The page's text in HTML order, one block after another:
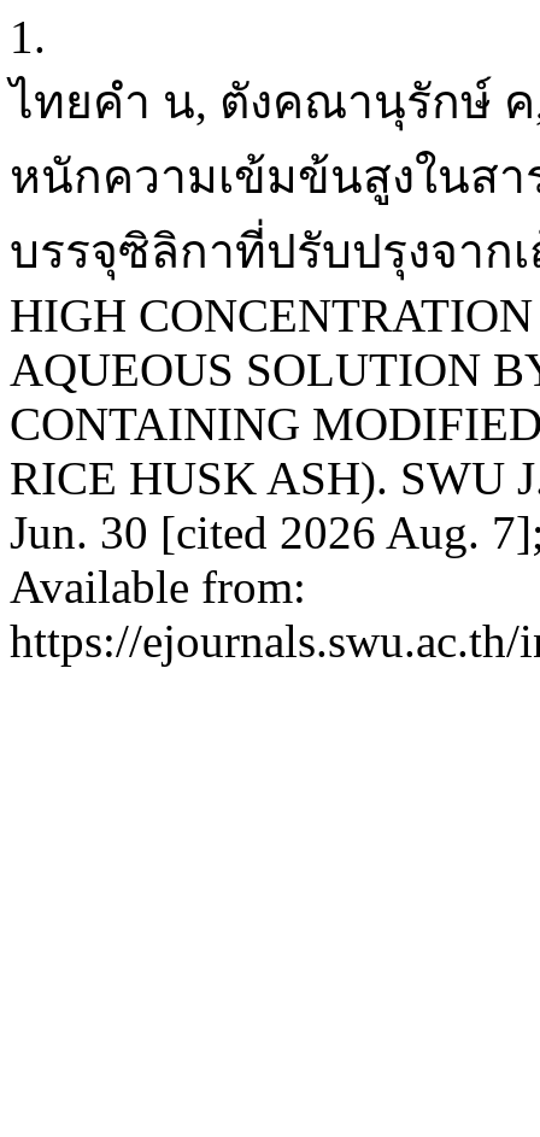
1.
ไทยคำ น, ตังคณานุรักษ์ ค
หนักความเข้มข้นสูงในส
บรรจุซิลิกาที่ปรับปรุงจาก
HIGH
AQUEOUS SOLUTION
CONTAINING
RICE HUSK ASH). SWU
Jun. 30 [cited 2026 Aug.
Available from:
https://